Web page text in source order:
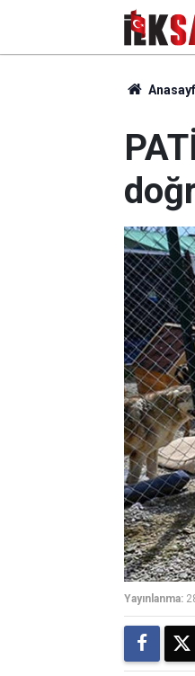
Yayınlanma: